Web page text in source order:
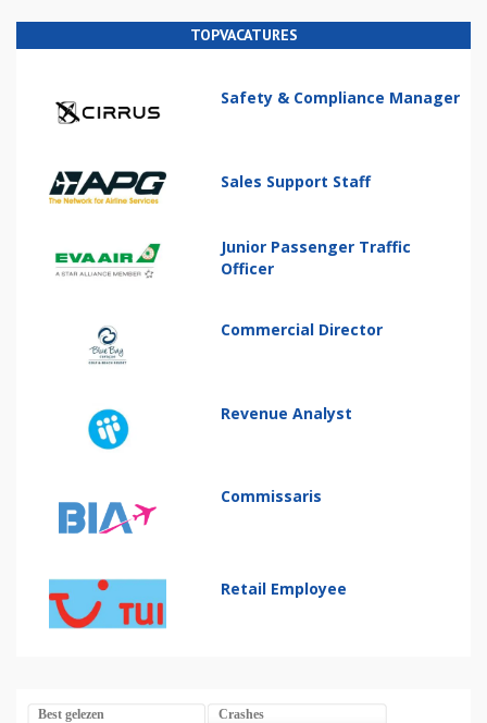
TOPVACATURES
Safety & Compliance Manager
Sales Support Staff
Junior Passenger Traffic
Officer
Commercial Director
Revenue Analyst
Commissaris
Retail Employee
Best gelezen Crashes